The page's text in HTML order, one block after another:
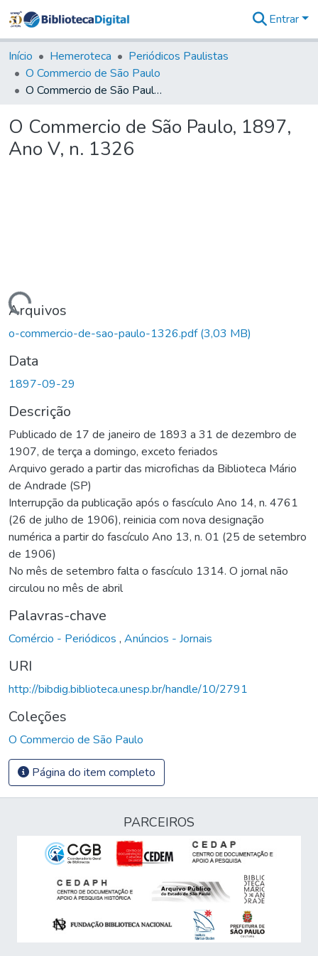
&
Coleções
Tudo na
Biblioteca
Estatísticas
Entrar
Início Hemeroteca
Periódicos Paulistas
O Commercio de São Paulo
O Commercio de São Paulo, 1897, Ano V, n. 1326
O Commercio de São Paulo, 1897,
Ano V, n. 1326
Carregando...
Arquivos
o-commercio-de-sao-paulo-1326.pdf(3,03 MB)
Data
1897-09-29
Descrição
Publicado de 17 de janeiro de 1893 a 31 de dezembro de
1907, de terça a domingo, exceto feriados
Arquivo gerado a partir das microfichas da Biblioteca Mário
de Andrade (SP)
Interrupção da publicação após o fascículo Ano 14, n. 4761
(26 de julho de 1906), reinicia com nova designação
numérica a partir do fascículo Ano 13, n. 01 (25 de setembro
de 1906)
No mês de setembro falta o fascículo 1314. O jornal não
circulou no mês de abril
Palavras-chave
Comércio - Periódicos , Anúncios - Jornais
URI
http://bibdig.biblioteca.unesp.br/handle/10/2791
Coleções
O Commercio de São Paulo
Página do item completo
PARCEIROS